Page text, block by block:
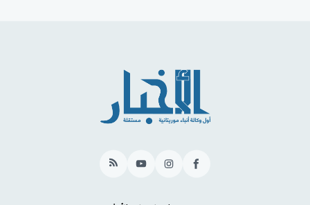
Facebook
Instagram
YouTube
RSS